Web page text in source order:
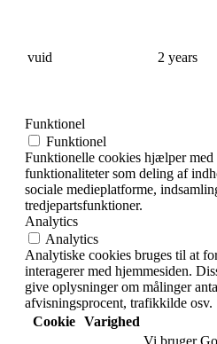
vuid 2 years
Funktionel
Funktionel
Funktionelle cookies hjælper med
funktionaliteter som deling af
sociale medieplatforme,
tredjepartsfunktioner.
Analytics
Analytics
Analytiske cookies bruges til at
interagerer med hjemmesiden.
give oplysninger om målinger
afvisningsprocent, trafikkilde osv.
Cookie Varighed
Vi bruger